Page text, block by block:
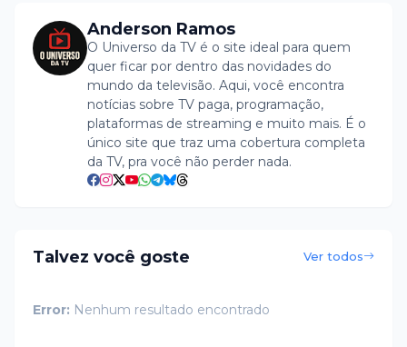
Anderson Ramos
O Universo da TV é o site ideal para quem
quer ficar por dentro das novidades do
mundo da televisão. Aqui, você encontra
notícias sobre TV paga, programação,
plataformas de streaming e muito mais. É o
único site que traz uma cobertura completa
da TV, pra você não perder nada.
Talvez você goste Ver todos
Error: Nenhum resultado encontrado